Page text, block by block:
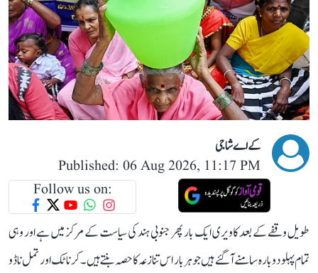
کے اے شاجی
Published: 06 Aug 2026, 11:17 PM
Follow us on:
طویل وقفے کے بعد کاویری ایک بار پھر جنوبی ہند کی سیاست کے مرکز میں ہے اور وہی
تمام پہلو دوبارہ سامنے آ گئے ہیں جو ہر بار اس تنازعہ کا حصہ بنتے ہیں۔ کرناٹک اور تمل ناڈو